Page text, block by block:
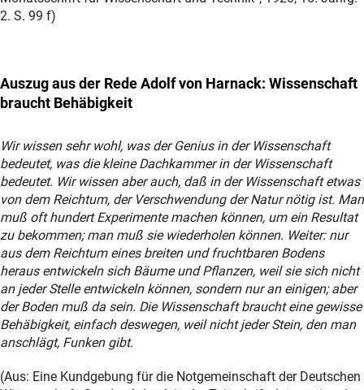
2. S. 99 f)
Auszug aus der Rede Adolf von Harnack: Wissenschaft
braucht Behäbigkeit
Wir wissen sehr wohl, was der Genius in der Wissenschaft
bedeutet, was die kleine Dachkammer in der Wissenschaft
bedeutet. Wir wissen aber auch, daß in der Wissenschaft etwas
von dem Reichtum, der Verschwendung der Natur nötig ist. Man
muß oft hundert Experimente machen können, um ein Resultat
zu bekommen; man muß sie wiederholen können. Weiter: nur
aus dem Reichtum eines breiten und fruchtbaren Bodens
heraus entwickeln sich Bäume und Pflanzen, weil sie sich nicht
an jeder Stelle entwickeln können, sondern nur an einigen; aber
der Boden muß da sein. Die Wissenschaft braucht eine gewisse
Behäbigkeit, einfach deswegen, weil nicht jeder Stein, den man
anschlägt, Funken gibt.
(Aus: Eine Kundgebung für die Notgemeinschaft der Deutschen